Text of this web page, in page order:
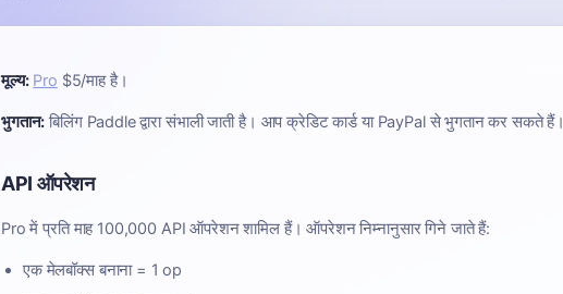
मूल्य: Pro $5/माह है।
भुगतान: बिलिंग Paddle द्वारा संभाली जाती है। आप क्रेडिट कार्ड या PayPal से भुगतान कर सकते हैं।
API ऑपरेशन
Pro में प्रति माह 100,000 API ऑपरेशन शामिल हैं। ऑपरेशन निम्नानुसार गिने जाते हैं:
एक मेलबॉक्स बनाना = 1 op